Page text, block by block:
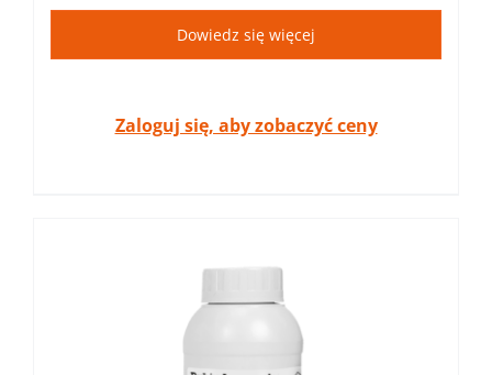
Dowiedz się więcej
Zaloguj się, aby zobaczyć ceny